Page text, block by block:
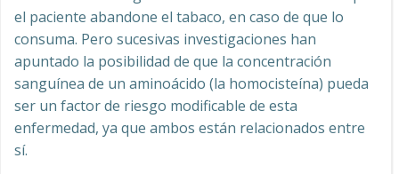
el paciente abandone el tabaco, en caso de que lo
consuma. Pero sucesivas investigaciones han
apuntado la posibilidad de que la concentración
sanguínea de un aminoácido (la homocisteína) pueda
ser un factor de riesgo modificable de esta
enfermedad, ya que ambos están relacionados entre
sí.